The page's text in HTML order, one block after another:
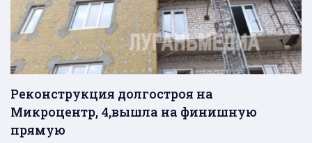
Реконструкция долгостроя на
Микроцентр, 4,вышла на финишную
прямую